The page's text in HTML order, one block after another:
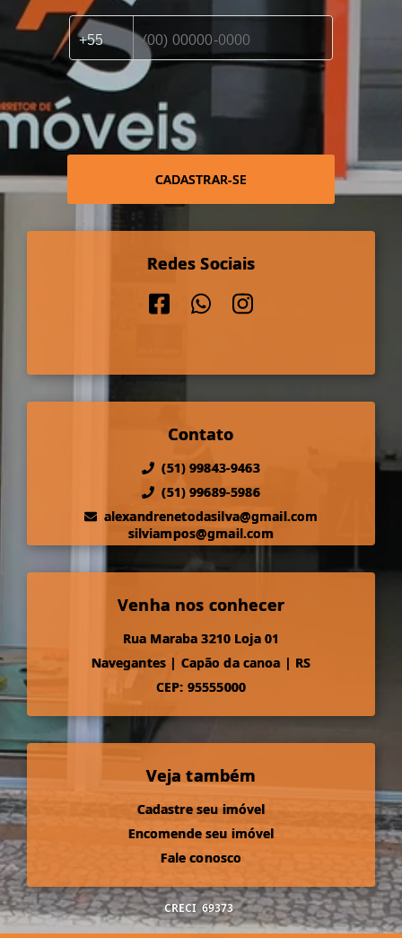
CADASTRAR-SE
Redes Sociais
Contato
(51) 99843-9463
(51) 99689-5986
alexandrenetodasilva@gmail.com
silviampos@gmail.com
Venha nos conhecer
Rua Maraba 3210 Loja 01
Navegantes | Capão da canoa | RS
CEP: 95555000
Veja também
Cadastre seu imóvel
Encomende seu imóvel
Fale conosco
CRECI 69373